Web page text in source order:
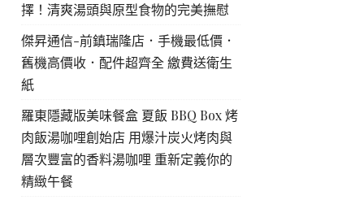
擇！清爽湯頭與原型食物的完美撫慰
傑昇通信-前鎮瑞隆店．手機最低價．
舊機高價收．配件超齊全 繳費送衛生
紙
羅東隱藏版美味餐盒 夏飯 BBQ Box 烤
肉飯湯咖哩創始店 用爆汁炭火烤肉與
層次豐富的香料湯咖哩 重新定義你的
精緻午餐